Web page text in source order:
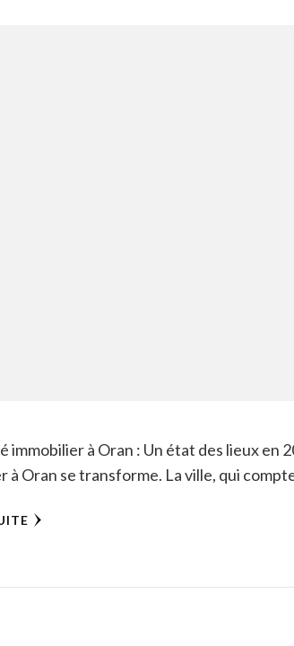
immobilier à Oran : Un état des lieux en
à Oran se transforme. La ville, qui